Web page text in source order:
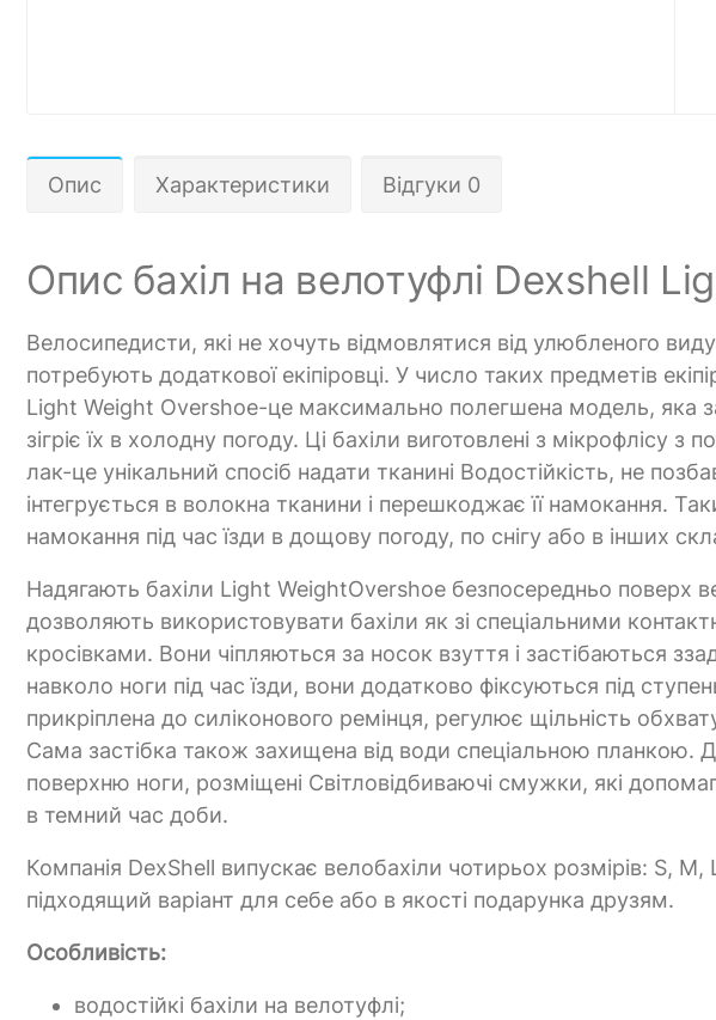
Опис Характеристики Відгуки 0
Опис бахіл на велотуфлі Dexshell
Велосипедисти, які не хочуть відмовлятися від улюбленого
потребують додаткової екіпіровці. У число таких предметів
Light Weight Overshoe-це максимально полегшена модель, яка
зігріє їх в холодну погоду. Ці бахіли виготовлені з мікрофлісу
лак-це унікальний спосіб надати тканині Водостійкість, не
інтегрується в волокна тканини і перешкоджає її намокання.
намокання під час їзди в дощову погоду, по снігу або в інших
Надягають бахіли Light WeightOvershoe безпосередньо поверх
дозволяють використовувати бахіли як зі спеціальними
кросівками. Вони чіпляються за носок взуття і застібаються
навколо ноги під час їзди, вони додатково фіксуються під
прикріплена до силіконового ремінця, регулює щільність
Сама застібка також захищена від води спеціальною планкою.
поверхню ноги, розміщені Світловідбиваючі смужки, які
в темний час доби.
Компанія DexShell випускає велобахіли чотирьох розмірів: S,
підходящий варіант для себе або в якості подарунка друзям.
Особливість:
водостійкі бахіли на велотуфлі;